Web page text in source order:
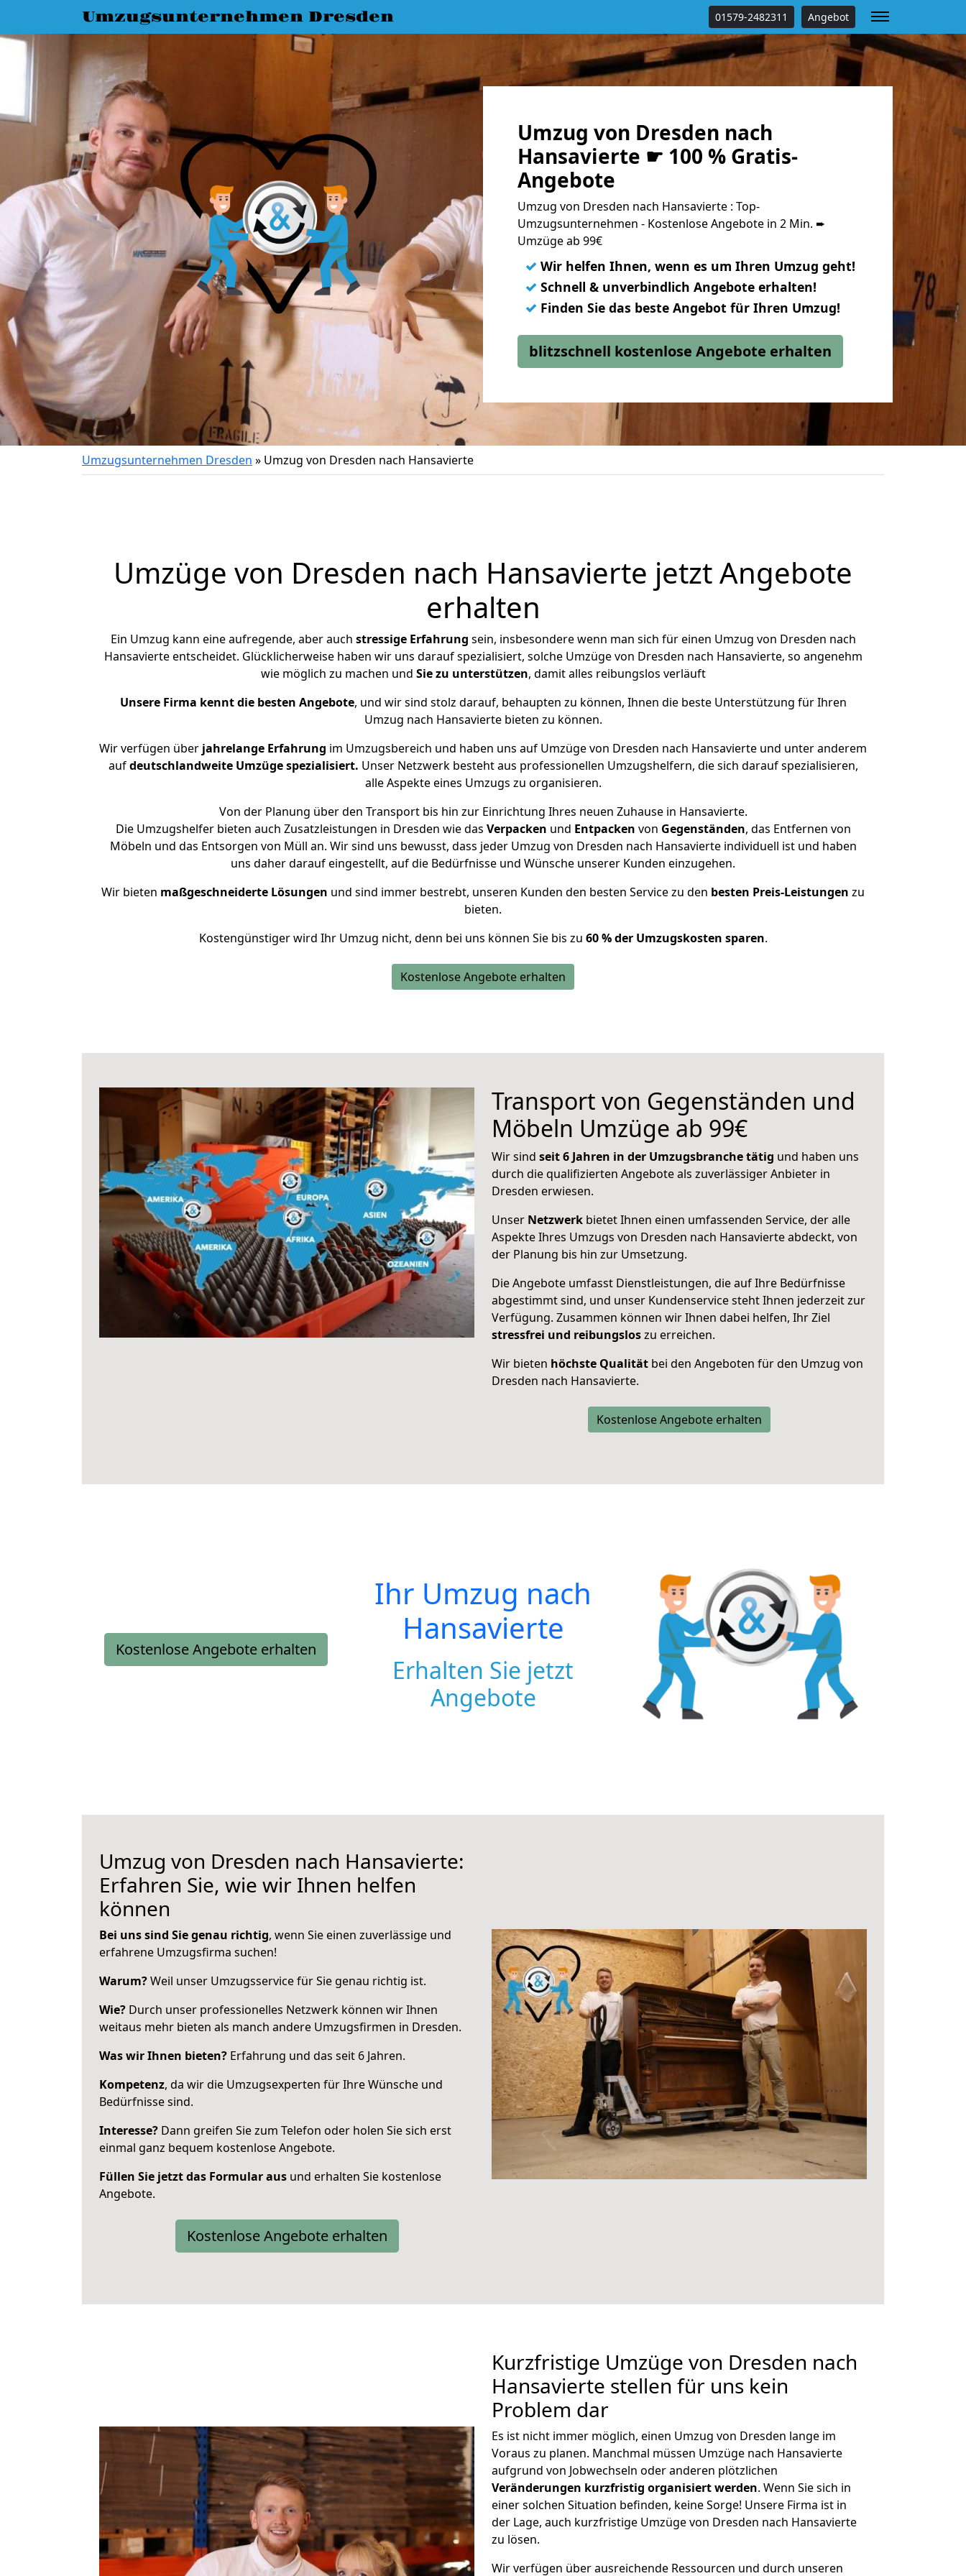
Umzugsunternehmen Dresden 01579-2482311 Angebot
Umzug von Dresden nach
Hansavierte ☛ 100 % Gratis-
Angebote
Umzug von Dresden nach Hansavierte : Top-
Umzugsunternehmen - Kostenlose Angebote in 2 Min. ➨
Umzüge ab 99€
✓ Wir helfen Ihnen, wenn es um Ihren Umzug geht!
✓ Schnell & unverbindlich Angebote erhalten!
✓ Finden Sie das beste Angebot für Ihren Umzug!
blitzschnell kostenlose Angebote erhalten
Umzugsunternehmen Dresden » Umzug von Dresden nach Hansavierte
Umzüge von Dresden nach Hansavierte jetzt Angebote
erhalten
Ein Umzug kann eine aufregende, aber auch stressige Erfahrung sein, insbesondere wenn man sich für einen Umzug von Dresden nach
Hansavierte entscheidet. Glücklicherweise haben wir uns darauf spezialisiert, solche Umzüge von Dresden nach Hansavierte, so angenehm
wie möglich zu machen und Sie zu unterstützen, damit alles reibungslos verläuft
Unsere Firma kennt die besten Angebote, und wir sind stolz darauf, behaupten zu können, Ihnen die beste Unterstützung für Ihren
Umzug nach Hansavierte bieten zu können.
Wir verfügen über jahrelange Erfahrung im Umzugsbereich und haben uns auf Umzüge von Dresden nach Hansavierte und unter anderem
aufdeutschlandweite Umzüge spezialisiert. Unser Netzwerk besteht aus professionellen Umzugshelfern, die sich darauf spezialisieren,
alle Aspekte eines Umzugs zu organisieren.
Von der Planung über den Transport bis hin zur Einrichtung Ihres neuen Zuhause in Hansavierte.
Die Umzugshelfer bieten auch Zusatzleistungen in Dresden wie das Verpacken und Entpacken von Gegenständen, das Entfernen von
Möbeln und das Entsorgen von Müll an. Wir sind uns bewusst, dass jeder Umzug von Dresden nach Hansavierte individuell ist und haben
uns daher darauf eingestellt, auf die Bedürfnisse und Wünsche unserer Kunden einzugehen.
Wir bieten maßgeschneiderte Lösungen und sind immer bestrebt, unseren Kunden den besten Service zu den besten Preis-Leistungen zu
bieten.
Kostengünstiger wird Ihr Umzug nicht, denn bei uns können Sie bis zu 60 % der Umzugskosten sparen.
Kostenlose Angebote erhalten
Transport von Gegenständen und
Möbeln Umzüge ab 99€
Wir sind seit 6 Jahren in der Umzugsbranche tätig und haben uns
durch die qualifizierten Angebote als zuverlässiger Anbieter in
Dresden erwiesen.
Unser Netzwerk bietet Ihnen einen umfassenden Service, der alle
Aspekte Ihres Umzugs von Dresden nach Hansavierte abdeckt, von
der Planung bis hin zur Umsetzung.
Die Angebote umfasst Dienstleistungen, die auf Ihre Bedürfnisse
abgestimmt sind, und unser Kundenservice steht Ihnen jederzeit zur
Verfügung. Zusammen können wir Ihnen dabei helfen, Ihr Ziel
stressfrei und reibungsloszu erreichen.
Wir bieten höchste Qualität bei den Angeboten für den Umzug von
Dresden nach Hansavierte.
Kostenlose Angebote erhalten
Kostenlose Angebote erhalten
Ihr Umzug nach
Hansavierte
Erhalten Sie jetzt
Angebote
Umzug von Dresden nach Hansavierte:
Erfahren Sie, wie wir Ihnen helfen
können
Bei uns sind Sie genau richtig, wenn Sie einen zuverlässige und
erfahrene Umzugsfirma suchen!
Warum?Weil unser Umzugsservice für Sie genau richtig ist.
Wie? Durch unser professionelles Netzwerk können wir Ihnen
weitaus mehr bieten als manch andere Umzugsfirmen in Dresden.
Was wir Ihnen bieten? Erfahrung und das seit 6 Jahren.
Kompetenz, da wir die Umzugsexperten für Ihre Wünsche und
Bedürfnisse sind.
Interesse? Dann greifen Sie zum Telefon oder holen Sie sich erst
einmal ganz bequem kostenlose Angebote.
Füllen Sie jetzt das Formular aus und erhalten Sie kostenlose
Angebote.
Kostenlose Angebote erhalten
Kurzfristige Umzüge von Dresden nach
Hansavierte stellen für uns kein
Problem dar
Es ist nicht immer möglich, einen Umzug von Dresden lange im
Voraus zu planen. Manchmal müssen Umzüge nach Hansavierte
aufgrund von Jobwechseln oder anderen plötzlichen
Veränderungen kurzfristig organisiert werden. Wenn Sie sich in
einer solchen Situation befinden, keine Sorge! Unsere Firma ist in
der Lage, auch kurzfristige Umzüge von Dresden nach Hansavierte
zu lösen.
Wir verfügen über ausreichende Ressourcen und durch unseren